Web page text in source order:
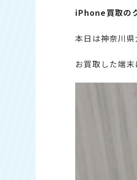
iPhone買取の
本日は神奈川
お買取した端末